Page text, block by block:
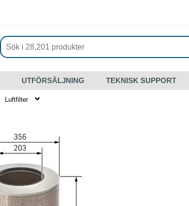
UTFÖRSÄLJNING TEKNISK SUPPORT
Luftfilter